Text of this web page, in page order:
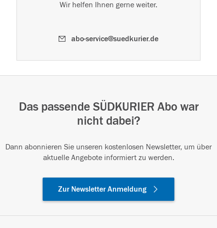
Wir helfen Ihnen gerne weiter.
abo-service@suedkurier.de
Das passende SÜDKURIER Abo war
nicht dabei?
Dann abonnieren Sie unseren kostenlosen Newsletter, um über
aktuelle Angebote informiert zu werden.
Zur Newsletter Anmeldung